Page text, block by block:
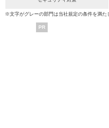
※文字がグレーの部門は当社規定の条件を満た
PR